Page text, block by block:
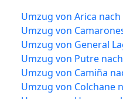
Umzug von Arica nach
Umzug von
Umzug von General
Umzug von Putre
Umzug von Camiña
Umzug von Colchane